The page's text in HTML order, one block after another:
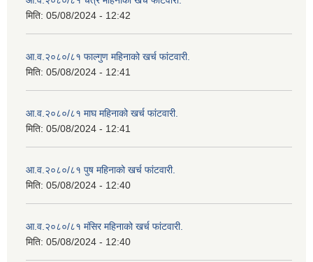
मिति: 05/08/2024 - 12:42
आ.व.२०८०/८१ फाल्गुण महिनाको खर्च फांटवारी.
मिति: 05/08/2024 - 12:41
आ.व.२०८०/८१ माघ महिनाको खर्च फांटवारी.
मिति: 05/08/2024 - 12:41
आ.व.२०८०/८१ पुष महिनाको खर्च फांटवारी.
मिति: 05/08/2024 - 12:40
आ.व.२०८०/८१ मंसिर महिनाको खर्च फांटवारी.
मिति: 05/08/2024 - 12:40